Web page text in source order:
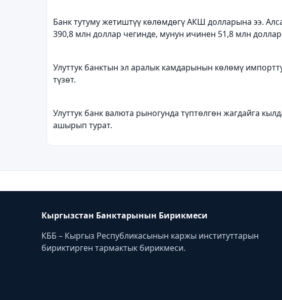
Банк тутуму жетиштүү көлөмдөгүАКШ долларына ээ.
390,8 млн доллар чегинде, мунун ичинен 51,8 млн
Улуттук банктын эл аралык камдарынын көлөмү
түзөт.
Улуттук банк валюта рыногунда түптөлгөн жагдайга
ашырып турат.
Кыргызстан Банктарынын Бирикмеси
КББ – Кыргыз Республикасынын каржы институттарын
бириктирген тармактык бирикмеси.